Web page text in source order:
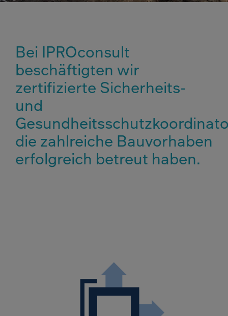
Bei IPROconsult
beschäftigten wir
zertifizierte Sicherheits-
und
die zahlreiche Bauvorhaben
erfolgreich betreut haben.